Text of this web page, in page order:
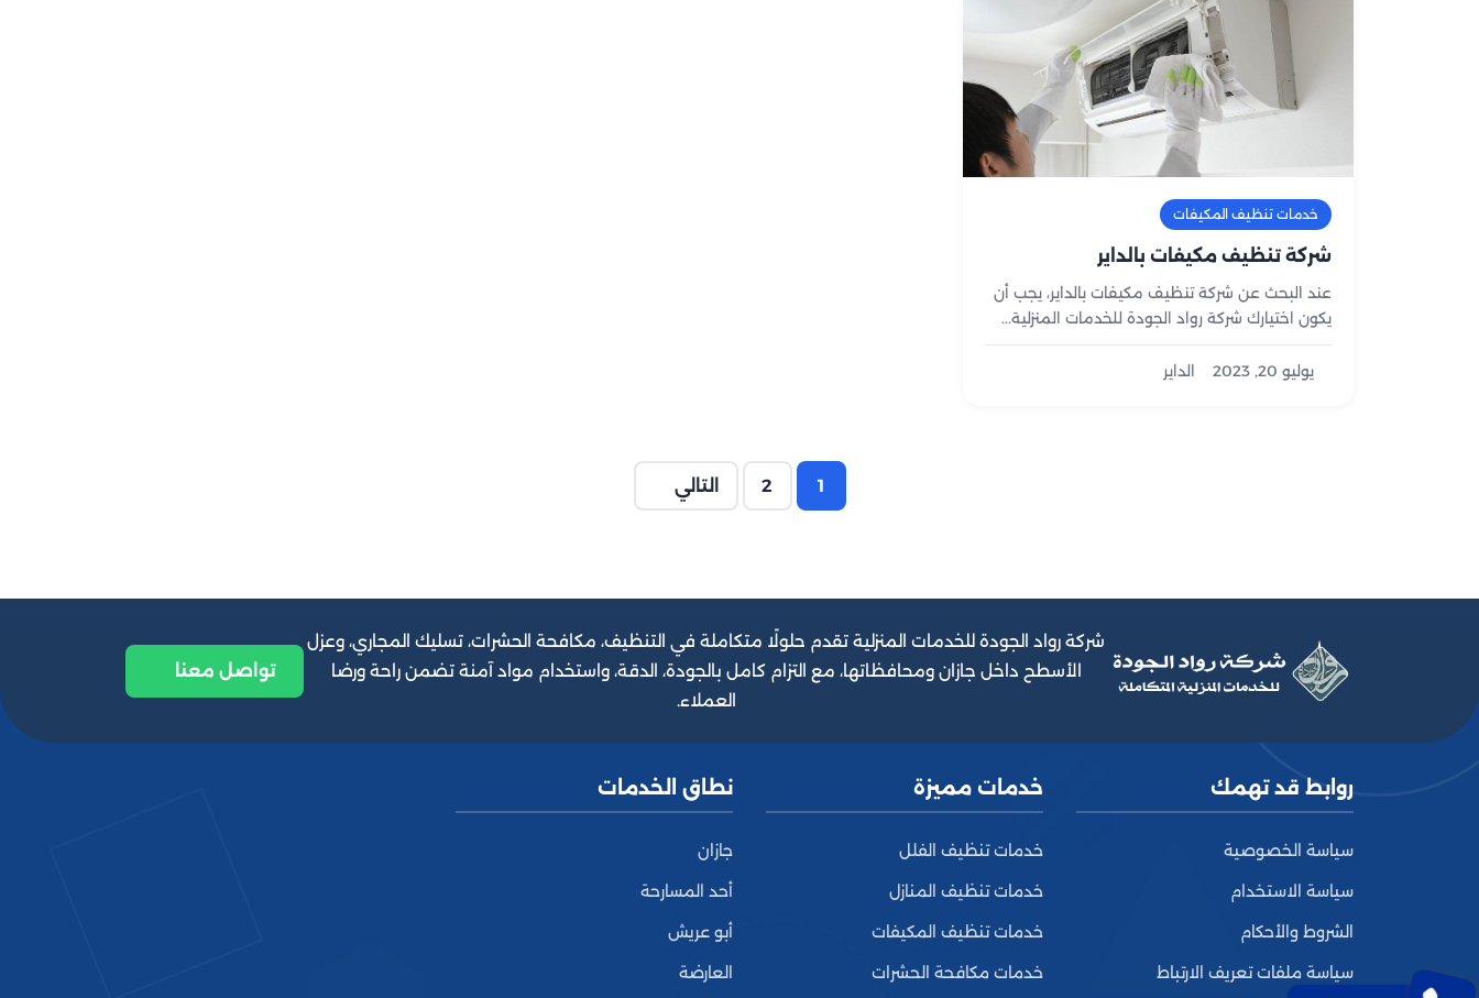
خدمات تنظيف المكيفات
شركة تنظيف مكيفات بالداير
عند البحث عن شركة تنظيف مكيفات بالداير، يجب أن
يكون اختيارك شركة رواد الجودة للخدمات المنزلية...
يوليو 20, 2023 الداير
تعدد
المقالات
صفحة
1
صفحة
2 التالي
شركة رواد الجودة للخدمات المنزلية تقدم حلولًا متكاملة في التنظيف، مكافحة الحشرات، تسليك المجاري، وعزل
الأسطح داخل جازان ومحافظاتها، مع التزام كامل بالجودة، الدقة، واستخدام مواد آمنة تضمن راحة ورضا
العملاء.
تواصل معنا
روابط قد تهمك
سياسة الخصوصية
سياسة الاستخدام
الشروط والأحكام
سياسة ملفات تعريف الارتباط
خدمات مميزة
خدمات تنظيف الفلل
خدمات تنظيف المنازل
خدمات تنظيف المكيفات
خدمات مكافحة الحشرات
نطاق الخدمات
جازان
أحد المسارحة
أبو عريش
العارضة